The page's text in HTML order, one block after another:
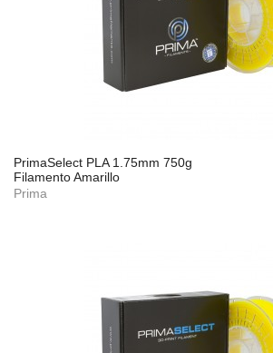
PrimaSelect PLA 1.75mm 750g
Filamento Amarillo
Prima